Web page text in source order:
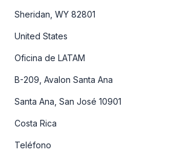
Sheridan, WY 82801
United States
Oficina de LATAM
B-209, Avalon Santa Ana
Santa Ana, San José 10901
Costa Rica
Teléfono